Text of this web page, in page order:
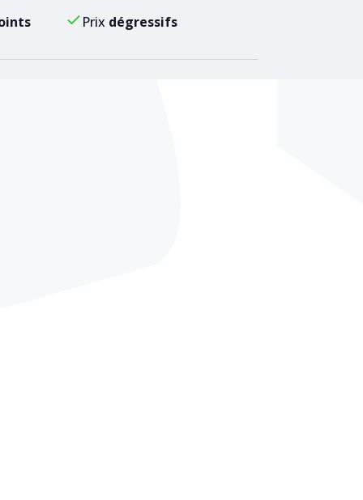
Prix dégressifs